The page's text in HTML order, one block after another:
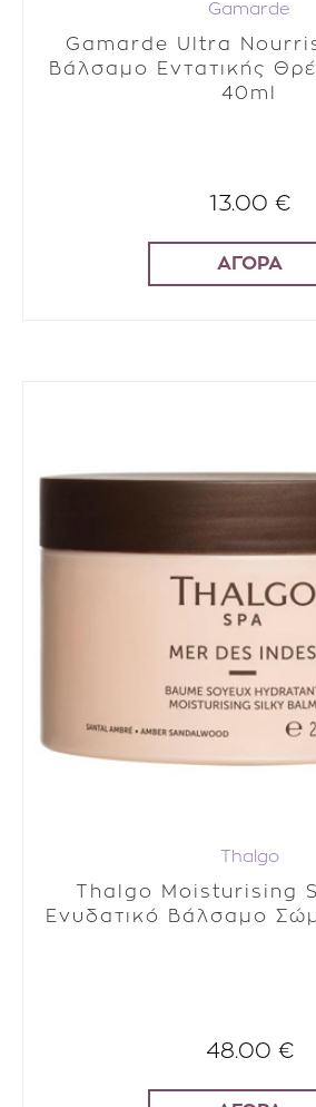
Gamarde
Gamarde Ultra
Βάλσαμο Εντατικής
40ml
13.00 €
ΑΓΟΡΑ
Thalgo
Thalgo Moisturising
Ενυδατικό Βάλσαμο
48.00 €